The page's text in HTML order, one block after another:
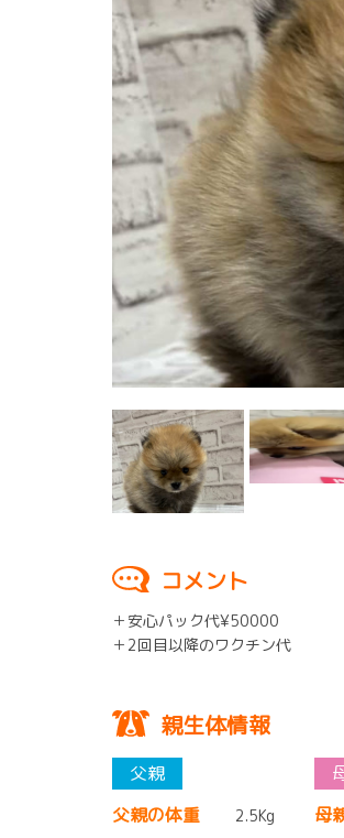
コメント
＋安心パック代¥50000
＋2回目以降のワクチン代
親生体情報
父親の体重 2.5Kg 母